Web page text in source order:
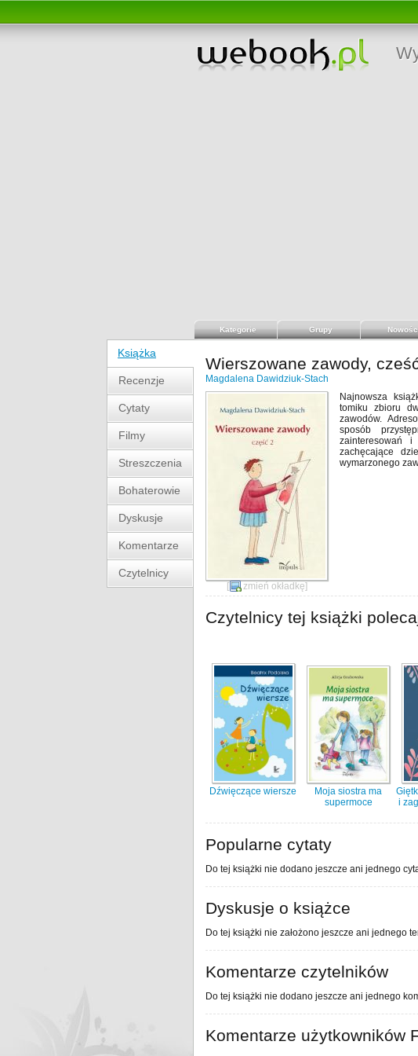
Kategorie Grupy
Książka
Recenzje
Cytaty
Filmy
Streszczenia
Bohaterowie
Dyskusje
Komentarze
Czytelnicy
Wierszowane zawody,
Magdalena Dawidziuk-Stach
[ zmień okładkę]
Najnowsza
tomiku zbioru
zawodów.
sposób
zainteresowań
zachęcające
wymarzonego
Czytelnicy tej książki
Dźwięczące wiersze
Moja siostra ma
supermoce
i
Popularne cytaty
Do tej książki nie dodano jeszcze ani jednego
Dyskusje o książce
Do tej książki nie założono jeszcze ani jednego
Komentarze czytelników
Do tej książki nie dodano jeszcze ani jednego
Komentarze użytkowników